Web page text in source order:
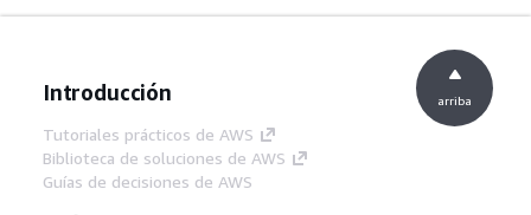
Introducción
Tutoriales prácticos de AWS
Biblioteca de soluciones de AWS
Guías de decisiones de AWS
arriba